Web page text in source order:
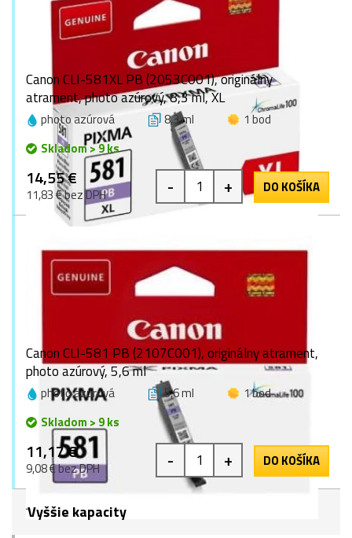
Canon CLI-581XL PB (2053C001), originálny
atrament, photo azúrový, 8,3 ml, XL
photo azúrová 8,3 ml
1 bod
Skladom > 9 ks
14,55 €
11,83 € bez DPH - + DO KOŠÍKA
Canon CLI-581 PB (2107C001), originálny atrament,
photo azúrový, 5,6 ml
photo azúrová 5,6 ml
1 bod
Skladom > 9 ks
11,17 €
9,08 € bez DPH - + DO KOŠÍKA
Vyššie kapacity